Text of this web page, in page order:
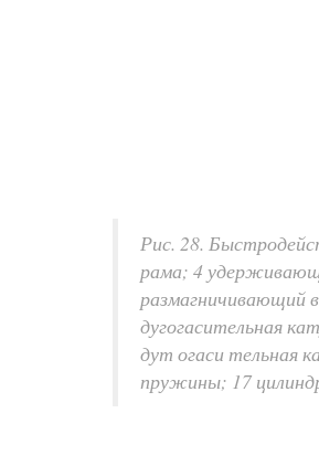
Рис. 28.
рама; 4
размагничивающий
дугогасительная
дут огаси тельная
пружины; 17